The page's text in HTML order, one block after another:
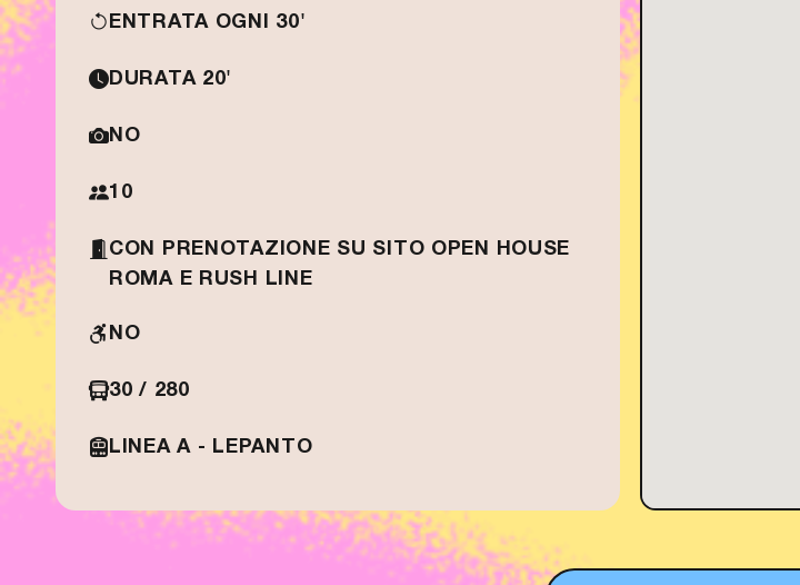
ENTRATA OGNI 30'
DURATA 20'
NO
10
CON PRENOTAZIONE SU SITO OPEN HOUSE
ROMA E RUSH LINE
NO
30 / 280
LINEA A - LEPANTO